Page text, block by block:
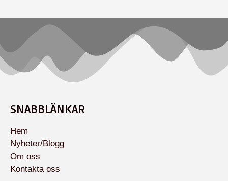
SNABBLÄNKAR
Hem
Nyheter/Blogg
Om oss
Kontakta oss